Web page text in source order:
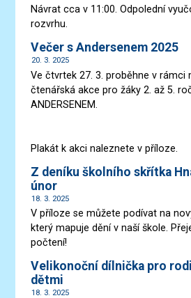
Návrat cca v 11:00. Odpolední
rozvrhu.
Večer s Andersenem 2025
20. 3. 2025
Ve čtvrtek 27. 3. proběhne v rámci
čtenářská akce pro žáky 2. až 5.
ANDERSENEM.
Plakát k akci naleznete v příloze.
Z deníku školního skřítka
únor
18. 3. 2025
V příloze se můžete podívat na
který mapuje dění v naší škole.
počtení!
Velikonoční dílnička pro
dětmi
18. 3. 2025